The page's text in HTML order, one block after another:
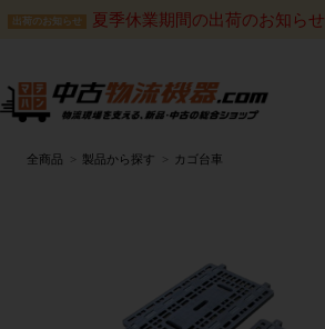
出荷のお知らせ 夏季休業期間の出荷のお知らせ
全商品 製品から探す カゴ台車